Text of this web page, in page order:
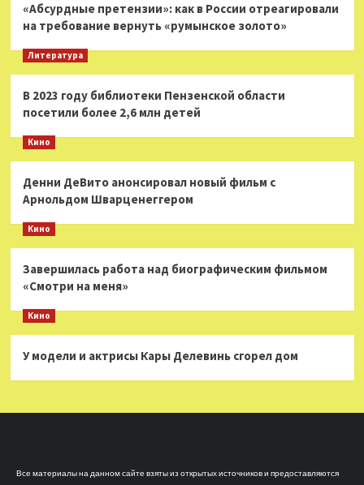
«Абсурдные претензии»: как в России отреагировали
на требование вернуть «румынское золото»
Литература
В 2023 году библиотеки Пензенской области
посетили более 2,6 млн детей
Кино
Денни ДеВито анонсировал новый фильм с
Арнольдом Шварценеггером
Кино
Завершилась работа над биографическим фильмом
«Смотри на меня»
Кино
У модели и актрисы Кары Делевинь сгорел дом
Все материалы на данном сайте взяты из открытых источников и предоставляются